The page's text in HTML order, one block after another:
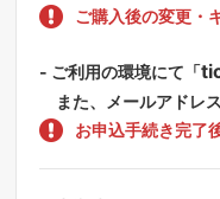
ご購入後の変更・
- ご利用の環境にて「
また、メールアドレ
お申込手続き完了